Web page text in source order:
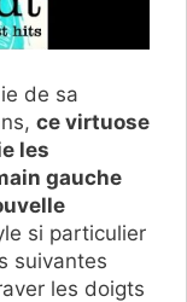
de sa
ce virtuose
les
gauche
si particulier
suivantes
les doigts